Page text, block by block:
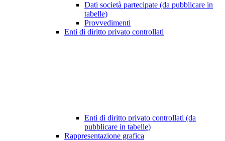
Dati società partecipate (da pubblicare in
tabelle)
Provvedimenti
Enti di diritto privato controllati
Enti di diritto privato controllati (da
pubblicare in tabelle)
Rappresentazione grafica